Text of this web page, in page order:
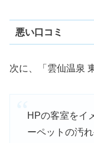
悪い口コミ
次に、「雲仙温泉
HPの客室をイ
ーペットの汚